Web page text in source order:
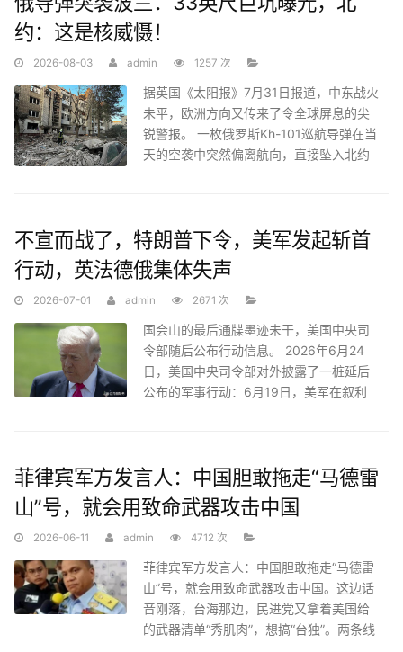
约：这是核威慑！
2026-08-03 admin 1257 次
据英国《太阳报》7月31日报道，中东战火
未平，欧洲方向又传来了令全球屏息的尖
锐警报。 一枚俄罗斯Kh-101巡航导弹在当
天的空袭中突然偏离航向，直接坠入北约
不宣而战了，特朗普下令，美军发起斩首
行动，英法德俄集体失声
2026-07-01 admin 2671 次
国会山的最后通牒墨迹未干，美国中央司
令部随后公布行动信息。 2026年6月24
日，美国中央司令部对外披露了一桩延后
公布的军事行动：6月19日，美军在叙利
菲律宾军方发言人：中国胆敢拖走“马德雷
山”号，就会用致命武器攻击中国
2026-06-11 admin 4712 次
菲律宾军方发言人：中国胆敢拖走“马德雷
山”号，就会用致命武器攻击中国。这边话
音刚落，台海那边，民进党又拿着美国给
的武器清单“秀肌肉”，想搞“台独”。两条线